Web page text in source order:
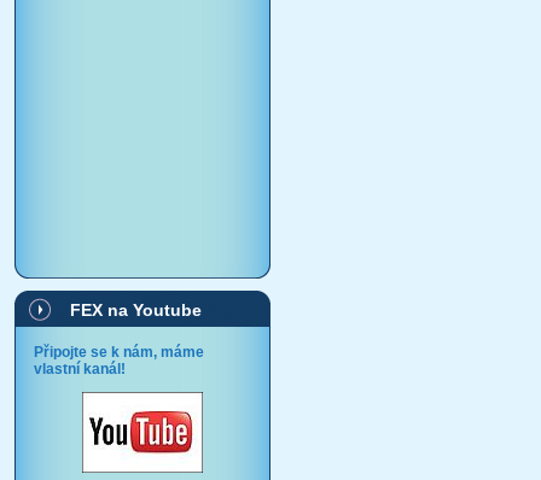
FEX na Youtube
Připojte se k nám, máme
vlastní kanál!